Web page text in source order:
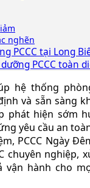
nghẽn
PCCC tại Long
dưỡng PCCC
hệ thống
và sẵn sàng
phát hiện sớm
yêu cầu an
PCCC Ngày
chuyên nghiệp,
vận hành cho